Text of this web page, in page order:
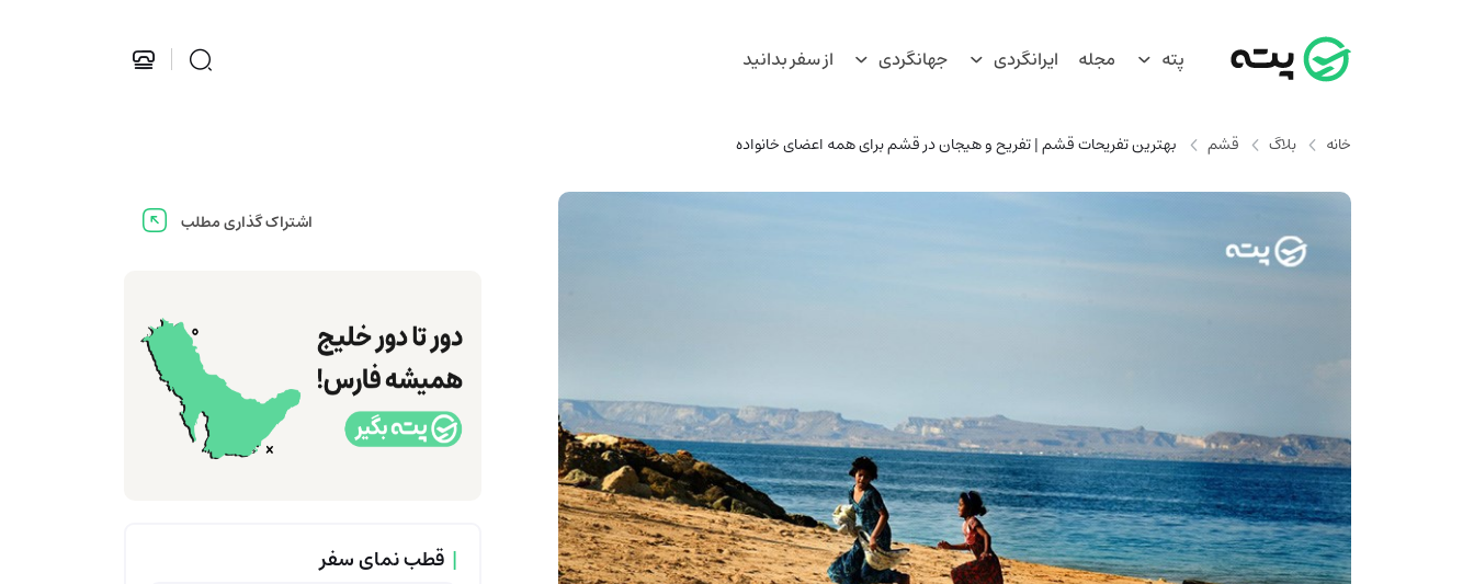
پته مجله ایرانگردی جهانگردی از سفر بدانید
خانه بلاگ قشم بهترین تفریحات قشم | تفریح و هیجان در قشم برای همه اعضای خانواده
اشتراک گذاری مطلب
| قطب نمای سفر